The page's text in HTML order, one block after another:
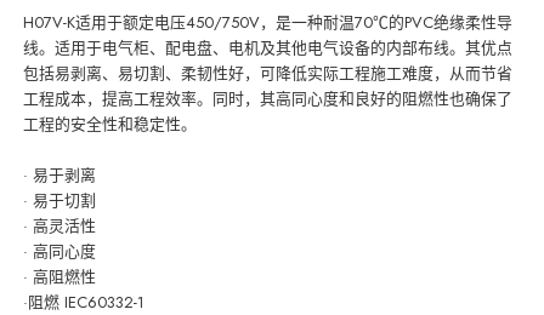
H07V-K适用于额定电压450/750V，是一种耐温70℃的PVC绝缘柔性导
线。适用于电气柜、配电盘、电机及其他电气设备的内部布线。其优点
包括易剥离、易切割、柔韧性好，可降低实际工程施工难度，从而节省
工程成本，提高工程效率。同时，其高同心度和良好的阻燃性也确保了
工程的安全性和稳定性。
· 易于剥离
· 易于切割
· 高灵活性
· 高同心度
· 高阻燃性
·阻燃 IEC60332-1